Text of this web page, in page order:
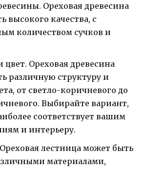
Ореховая древесина
высокого качества, с
количеством сучков и
цвет. Ореховая древесина
различную структуру и
от светло-коричневого до
Выбирайте вариант,
соответствует вашим
и интерьеру.
лестница может быть
материалами,